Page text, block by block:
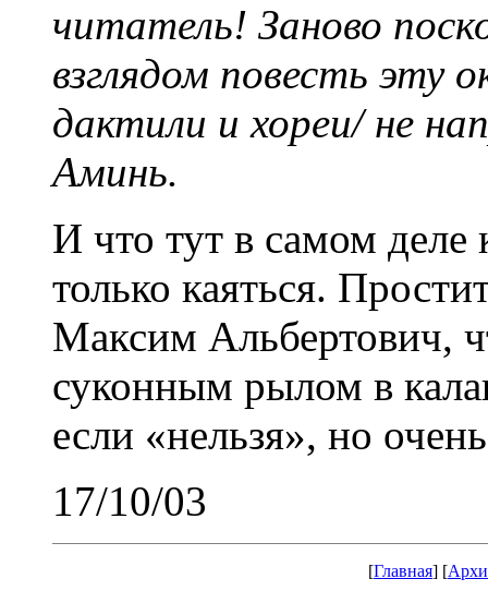
читатель! Заново
взглядом повесть эту
дактили и хореи/ не
Аминь.
И что тут в самом деле
только каяться.
Максим Альбертович,
суконным рылом в
если «нельзя», но
17/10/03
[Главная] [